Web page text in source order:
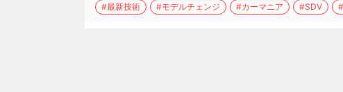
#最新技術 #モデルチェンジ #カーマニア #SDV